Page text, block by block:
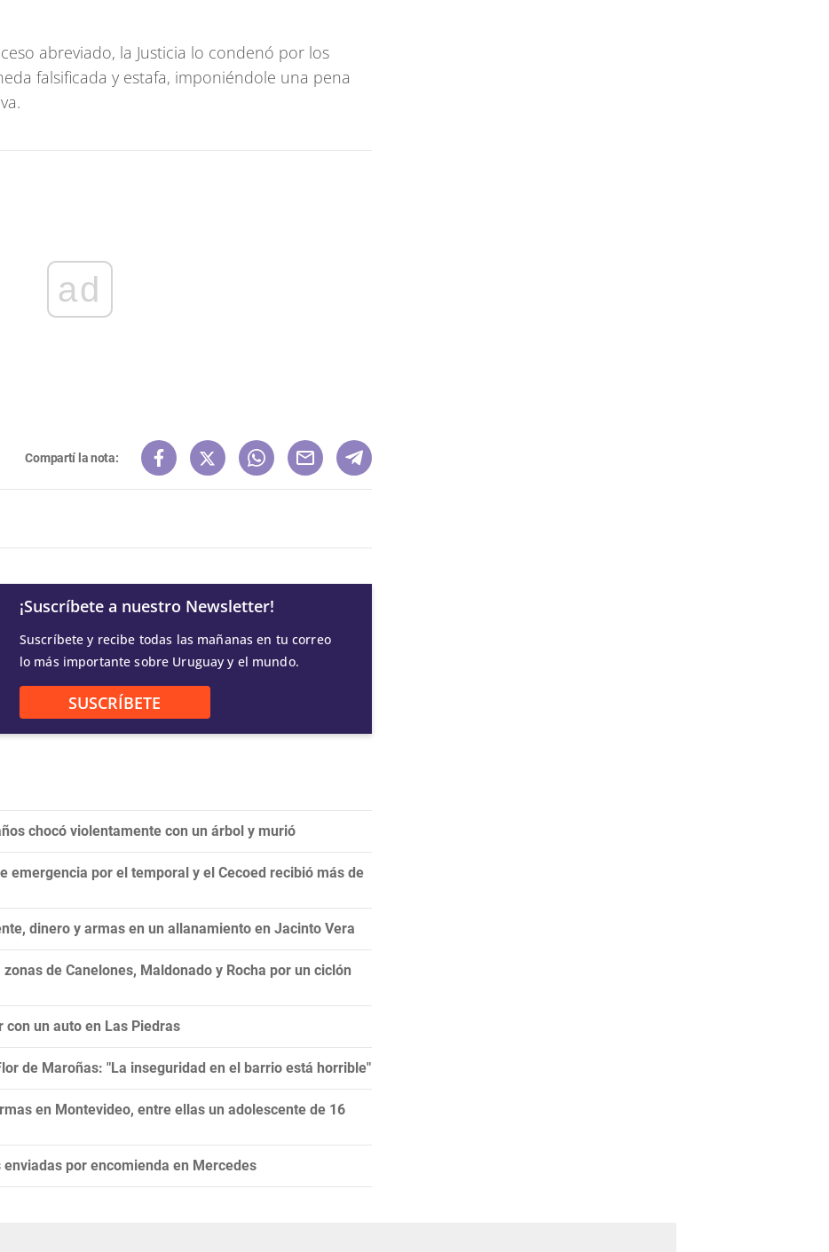
abreviado, la Justicia lo condenó por los
falsificada y estafa, imponiéndole una pena
ad
Compartí la nota:
¡Suscríbete a nuestro Newsletter!
Suscríbete y recibe todas las mañanas en tu correo
lo más importante sobre Uruguay y el mundo.
SUSCRÍBETE
chocó violentamente con un árbol y murió
emergencia por el temporal y el Cecoed recibió más de
dinero y armas en un allanamiento en Jacinto Vera
de Canelones, Maldonado y Rocha por un ciclón
un auto en Las Piedras
de Maroñas: "La inseguridad en el barrio está horrible"
en Montevideo, entre ellas un adolescente de 16
por encomienda en Mercedes